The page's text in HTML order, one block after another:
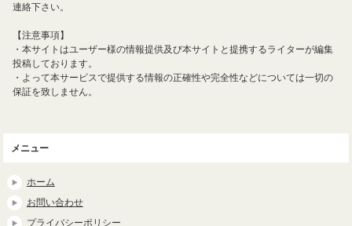
連絡下さい。
【注意事項】
・本サイトはユーザー様の情報提供及び本サイトと提携するライターが編集
投稿しております。
・よって本サービスで提供する情報の正確性や完全性などについては一切の
保証を致しません。
メニュー
ホーム
お問い合わせ
プライバシーポリシー